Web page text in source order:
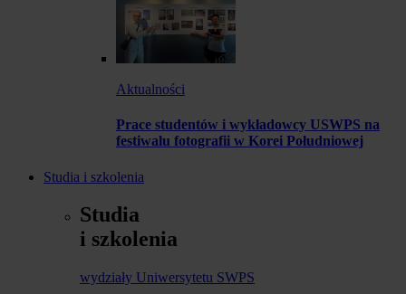
Aktualności
Prace studentów i wykładowcy USWPS na
festiwalu fotografii w Korei Południowej
Studia i szkolenia
Studia
i szkolenia
wydziały Uniwersytetu SWPS